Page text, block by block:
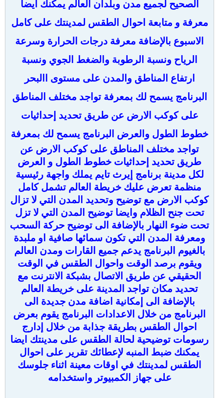
الصحيح لجميع مدن وبلدان العالم يمكنك ايضا
معرفة و متابعة احوال الطقس لمدينتك على كامل
الاسبوع بالإضافة معرفة درجات الحرارة وسرعة
الرياح ونسبة الرطوبة والضغط الجوي ونسبة
ارتفاع المناطق والمدن على مستوى ا
البحر
البرنامج يسمح لك بمعرفة تواجد مختلف المناطق
على كوكب الارض عن طريق تحديد إحداثيات
خطوط الطول والعرض البرنامج يسمح لك بمعرفة
تواجد مختلف المناطق على كوكب الارض عن
طريق تحديد إحداثيات خطوط الطول و العرض
لكل مدينة برنامج إيرث تايم يملك واجهة رئيسية
منظمة تعرض عليك خريطة العالم تشمل كامل
كوكب الارض مع توضيح وتحديد المدن التي لا تزال
تحت جنح الظلام وايضا توضيح المدن التي لا تزل
تحت ضوء النهار بالإضافة الى توضيح حركة السحب
ومعرفة المدن التي تكون سمائها صافية او ملبدة
بالغيوم البرنامج يدعم جميع القارات ومدن العالم
ويقوم برصد الوقت واحوال الطقس في الوقت
الحقيقي عن طريق الاتصال بشبكة الانترنت مع
تحديد مكان تواجد المدينة على خريطة العالم
بالإضافة الى إمكانية اضافة مدن جديدة الى
البرنامج من خلال الاعدادات البرنامج يقوم بعرض
احوال الطقس بطريقة جذابة من خلال إدارج
رسومات توضيحية لحالة الطقس على مدينتك ايضا
يمكنك ضبط المنبه لإعطائك تقرير على احوال
الطقس لمدينتك في اوقات معينة اثناء جلوسك
على جهاز الكمبيوتر واستخدامه